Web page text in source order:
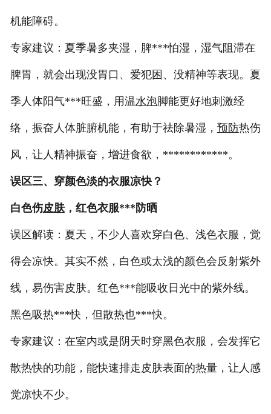
机能障碍。
专家建议：夏季暑多夹湿，脾***怕湿，湿气阻滞在
脾胃，就会出现没胃口、爱犯困、没精神等表现。夏
季人体阳气***旺盛，用温水泡脚能更好地刺激经
络，振奋人体脏腑机能，有助于祛除暑湿， 预防热伤
风，让人精神振奋，增进食欲，************。
误区三、穿颜色淡的衣服凉快？
白色伤皮肤，红色衣服***防晒
误区解读：夏天，不少人喜欢穿白色、浅色衣服，觉
得会凉快。其实不然，白色或太浅的颜色会反射紫外
线，易伤害皮肤。红色***能吸收日光中的紫外线。
黑色吸热***快，但散热也***快。
专家建议：在室内或是阴天时穿黑色衣服，会发挥它
散热快的功能，能快速排走皮肤表面的热量，让人感
觉凉快不少。